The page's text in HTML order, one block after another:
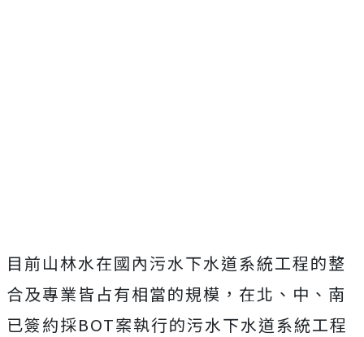
目前山林水在國內污水下水道系統工程的整
合及專業皆占有相當的規模，在北、中、南
已簽約採BOT案執行的污水下水道系統工程